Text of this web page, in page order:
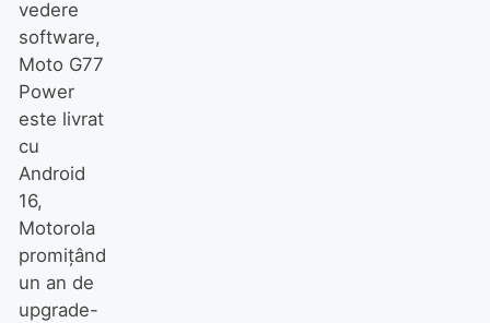
vedere
software,
Moto G77
Power
este livrat
cu
Android
16,
Motorola
promițând
un an de
upgrade-